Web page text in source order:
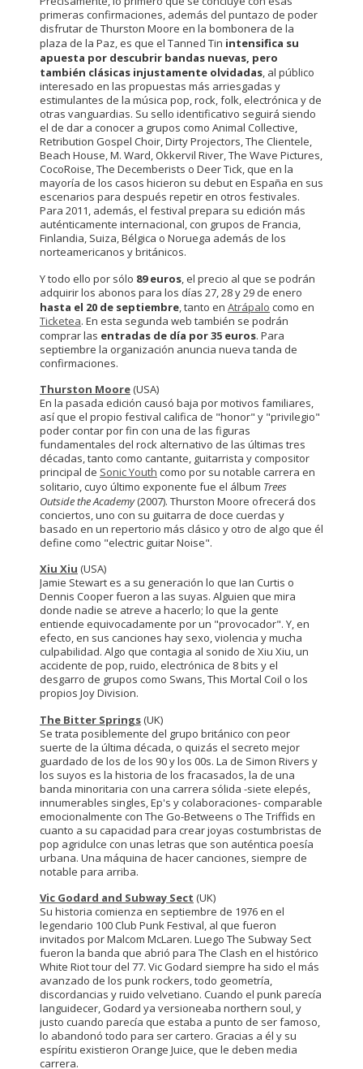
primeras confirmaciones, además del puntazo de poder
disfrutar de Thurston Moore en la bombonera de la
plaza de la Paz, es que el Tanned Tin intensifica su
apuesta por descubrir bandas nuevas, pero
también clásicas injustamente olvidadas, al público
interesado en las propuestas más arriesgadas y
estimulantes de la música pop, rock, folk, electrónica y de
otras vanguardias. Su sello identificativo seguirá siendo
el de dar a conocer a grupos como Animal Collective,
Retribution Gospel Choir, Dirty Projectors, The Clientele,
Beach House, M. Ward, Okkervil River, The Wave Pictures,
CocoRoise, The Decemberists o Deer Tick, que en la
mayoría de los casos hicieron su debut en España en sus
escenarios para después repetir en otros festivales.
Para 2011, además, el festival prepara su edición más
auténticamente internacional, con grupos de Francia,
Finlandia, Suiza, Bélgica o Noruega además de los
norteamericanos y británicos.
Y todo ello por sólo 89 euros, el precio al que se podrán
adquirir los abonos para los días 27, 28 y 29 de enero
hasta el 20 de septiembre, tanto en Atrápalo como en
Ticketea. En esta segunda web también se podrán
comprar las entradas de día por 35 euros. Para
septiembre la organización anuncia nueva tanda de
confirmaciones.
Thurston Moore (USA)
En la pasada edición causó baja por motivos familiares,
así que el propio festival califica de "honor" y "privilegio"
poder contar por fin con una de las figuras
fundamentales del rock alternativo de las últimas tres
décadas, tanto como cantante, guitarrista y compositor
principal de Sonic Youth como por su notable carrera en
solitario, cuyo último exponente fue el álbum Trees
Outside the Academy(2007). Thurston Moore ofrecerá dos
conciertos, uno con su guitarra de doce cuerdas y
basado en un repertorio más clásico y otro de algo que él
define como "electric guitar Noise".
Xiu Xiu (USA)
Jamie Stewart es a su generación lo que Ian Curtis o
Dennis Cooper fueron a las suyas. Alguien que mira
donde nadie se atreve a hacerlo; lo que la gente
entiende equivocadamente por un "provocador". Y, en
efecto, en sus canciones hay sexo, violencia y mucha
culpabilidad. Algo que contagia al sonido de Xiu Xiu, un
accidente de pop, ruido, electrónica de 8 bits y el
desgarro de grupos como Swans, This Mortal Coil o los
propios Joy Division.
The Bitter Springs (UK)
Se trata posiblemente del grupo británico con peor
suerte de la última década, o quizás el secreto mejor
guardado de los de los 90 y los 00s. La de Simon Rivers y
los suyos es la historia de los fracasados, la de una
banda minoritaria con una carrera sólida -siete elepés,
innumerables singles, Ep's y colaboraciones- comparable
emocionalmente con The Go-Betweens o The Triffids en
cuanto a su capacidad para crear joyas costumbristas de
pop agridulce con unas letras que son auténtica poesía
urbana. Una máquina de hacer canciones, siempre de
notable para arriba.
Vic Godard and Subway Sect (UK)
Su historia comienza en septiembre de 1976 en el
legendario 100 Club Punk Festival, al que fueron
invitados por Malcom McLaren. Luego The Subway Sect
fueron la banda que abrió para The Clash en el histórico
White Riot tour del 77. Vic Godard siempre ha sido el más
avanzado de los punk rockers, todo geometría,
discordancias y ruido velvetiano. Cuando el punk parecía
languidecer, Godard ya versioneaba northern soul, y
justo cuando parecía que estaba a punto de ser famoso,
lo abandonó todo para ser cartero. Gracias a él y su
espíritu existieron Orange Juice, que le deben media
carrera.